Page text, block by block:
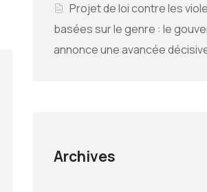
Projet de loi contre les
basées sur le genre : le
annonce une avancée
Archives